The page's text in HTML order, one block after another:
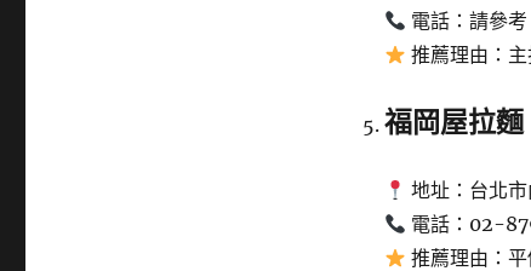
電話：請參
推薦理由：
福岡屋拉麵
地址：台北
電話：02-
推薦理由：